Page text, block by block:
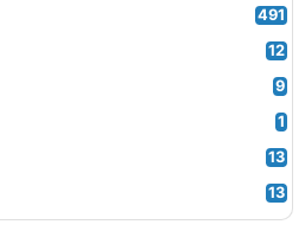
491
12
9
1
13
13